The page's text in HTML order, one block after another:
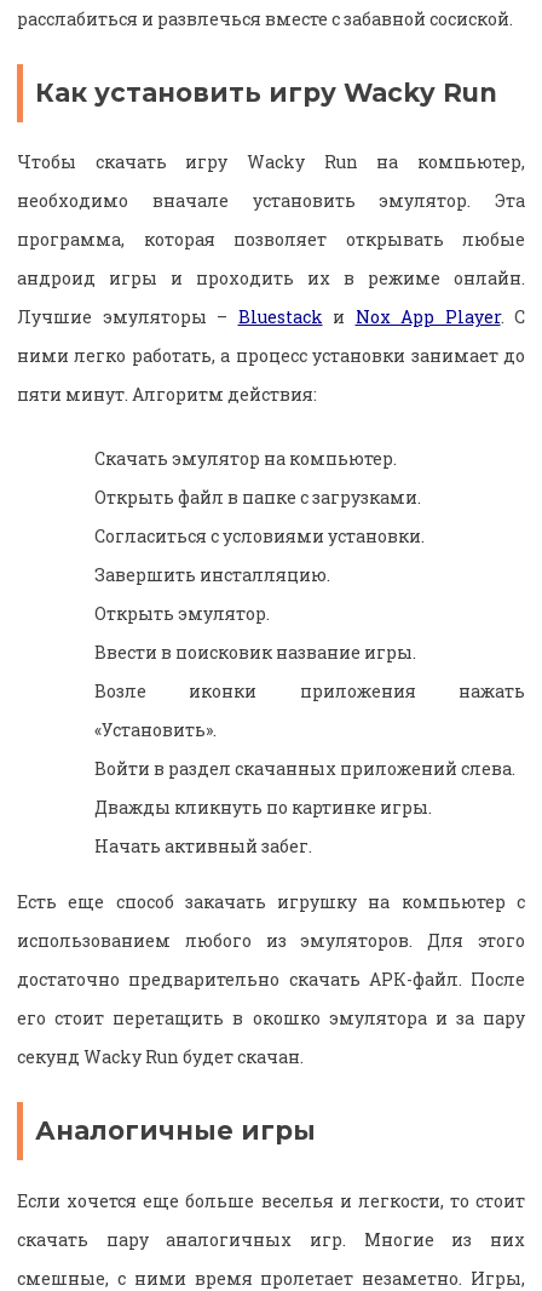
расслабиться и развлечься вместе с забавной сосиской.
Как установить игру Wacky Run
Чтобы скачать игру Wacky Run на компьютер,
необходимо вначале установить эмулятор. Эта
программа, которая позволяет открывать любые
андроид игры и проходить их в режиме онлайн.
Лучшие эмуляторы – Bluestack и Nox App Player. С
ними легко работать, а процесс установки занимает до
пяти минут. Алгоритм действия:
Скачать эмулятор на компьютер.
Открыть файл в папке с загрузками.
Согласиться с условиями установки.
Завершить инсталляцию.
Открыть эмулятор.
Ввести в поисковик название игры.
Возле иконки приложения нажать
«Установить».
Войти в раздел скачанных приложений слева.
Дважды кликнуть по картинке игры.
Начать активный забег.
Есть еще способ закачать игрушку на компьютер с
использованием любого из эмуляторов. Для этого
достаточно предварительно скачать АРК-файл. После
его стоит перетащить в окошко эмулятора и за пару
секунд Wacky Run будет скачан.
Аналогичные игры
Если хочется еще больше веселья и легкости, то стоит
скачать пару аналогичных игр. Многие из них
смешные, с ними время пролетает незаметно. Игры,